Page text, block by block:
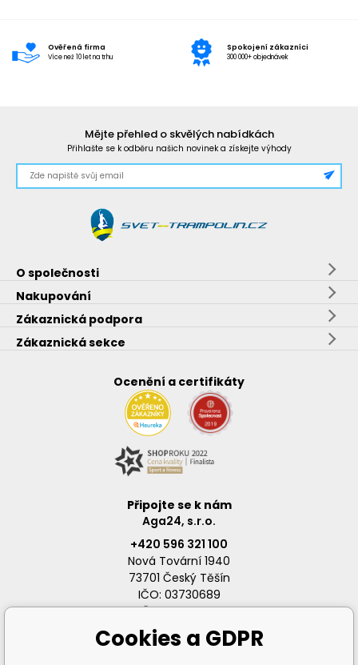
Ověřená firma
Více než 10 let na trhu
Spokojení zákazníci
300 000+ objednávek
Mějte přehled o skvělých nabídkách
Přihlašte se k odběru našich novinek a získejte výhody
O společnosti
Nakupování
Zákaznická podpora
Zákaznická sekce
Ocenění a certifikáty
Připojte se k nám
Aga24, s.r.o.
+420 596 321 100
Nová Tovární 1940
73701 Český Těšín
IČO: 03730689
DIČ: CZ03730689
Cookies a GDPR